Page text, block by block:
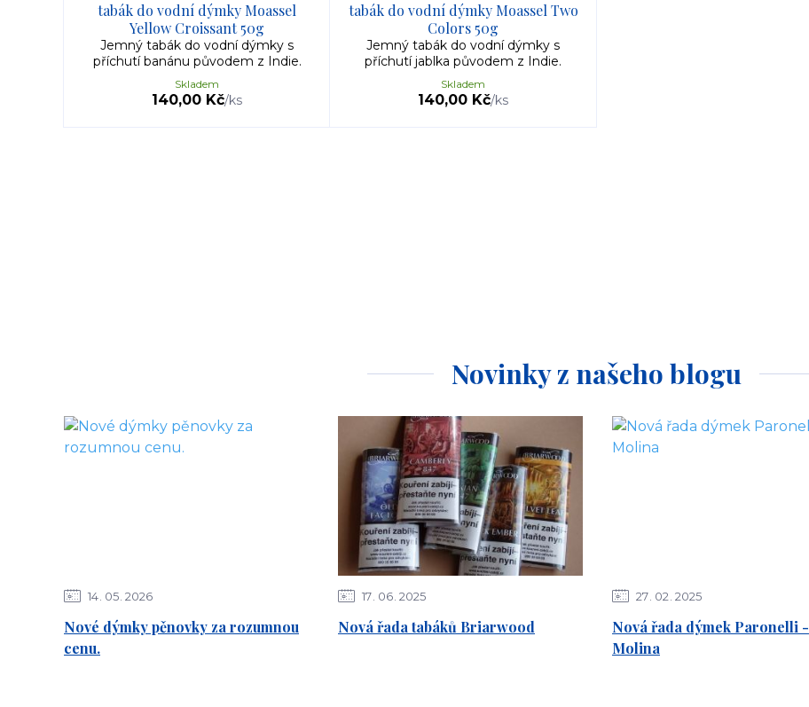
tabák do vodní dýmky Moassel
Yellow Croissant 50g
Jemný tabák do vodní dýmky s
příchutí banánu původem z Indie.
140,00 Kč/ks
Skladem
tabák do vodní dýmky Moassel Two
Colors 50g
Jemný tabák do vodní dýmky s
příchutí jablka původem z Indie.
140,00 Kč/ks
Skladem
Novinky z našeho blogu
14 05 2026
Nové dýmky pěnovky za rozumnou
cenu.
17 06 2025
Nová řada tabáků Briarwood
27 02 2025
Nová řada dýmek Paronelli -
Molina